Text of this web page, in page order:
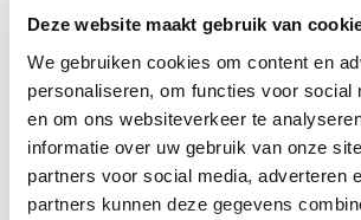
Deze website maakt gebruik van
We gebruiken cookies om content en
personaliseren, om functies voor social
en om ons websiteverkeer te
informatie over uw gebruik van onze
partners voor social media, adverteren
partners kunnen deze gegevens